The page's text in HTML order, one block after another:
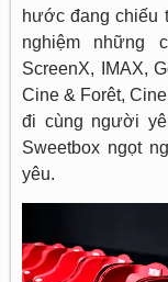
hước đang chiếu
nghiệm những
ScreenX, IMAX,
Cine & Forêt,
đi cùng người
Sweetbox ngọt
yêu.